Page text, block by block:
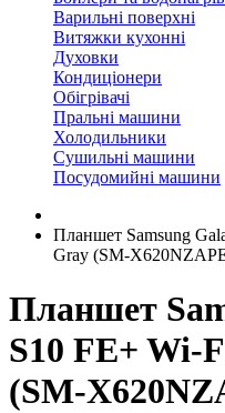
Варильні поверхні
Витяжки кухонні
Духовки
Кондиціонери
Обігрівачі
Пральні машини
Холодильники
Сушильні машини
Посудомийні машини
Планшет Samsung
Gray (SM-
Планшет
S10 FE+ Wi-
(SM-